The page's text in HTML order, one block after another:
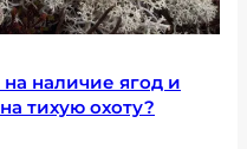
наличие ягод и
тихую охоту?